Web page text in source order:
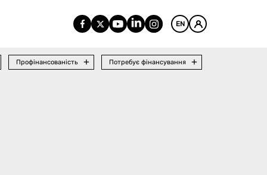
EN
Профінансованість Потребує фінансування